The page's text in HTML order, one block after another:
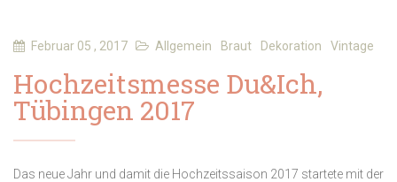
Februar 05 , 2017 Allgemein Braut Dekoration Vintage
Hochzeitsmesse Du&Ich,
Tübingen 2017
Das neue Jahr und damit die Hochzeitssaison 2017 startete mit der